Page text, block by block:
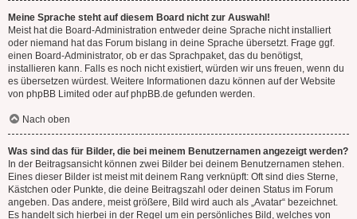
Meine Sprache steht auf diesem Board nicht zur Auswahl!
Meist hat die Board-Administration entweder deine Sprache nicht installiert
oder niemand hat das Forum bislang in deine Sprache übersetzt. Frage ggf.
einen Board-Administrator, ob er das Sprachpaket, das du benötigst,
installieren kann. Falls es noch nicht existiert, würden wir uns freuen, wenn du
es übersetzen würdest. Weitere Informationen dazu können auf der Website
von phpBB Limited oder aufphpBB.de gefunden werden.
Nach oben
Was sind das für Bilder, die bei meinem Benutzernamen angezeigt werden?
In der Beitragsansicht können zwei Bilder bei deinem Benutzernamen stehen.
Eines dieser Bilder ist meist mit deinem Rang verknüpft: Oft sind dies Sterne,
Kästchen oder Punkte, die deine Beitragszahl oder deinen Status im Forum
angeben. Das andere, meist größere, Bild wird auch als „Avatar“ bezeichnet.
Es handelt sich hierbei in der Regel um ein persönliches Bild, welches von